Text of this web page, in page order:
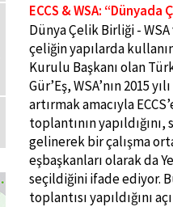
ECCS & WSA: “Dünyada
Dünya Çelik Birliği -
çeliğin yapılarda
Kurulu Başkanı olan
Gür’Eş, WSA’nın 2015
artırmak amacıyla
toplantının
gelinerek bir çalışma
eşbaşkanları olarak da
seçildiğini ifade ediyor.
toplantısı yapıldığını